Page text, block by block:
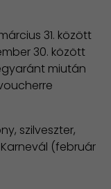
31. között
30. között
miután
szilveszter,
(február